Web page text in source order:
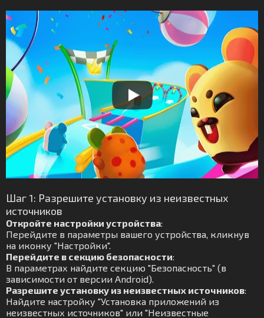
Шаг 1: Разрешите установку из неизвестных
источников
Откройте настройки устройства:
Перейдите в параметры вашего устройства, кликнув
на иконку "Настройки".
Перейдите в секцию безопасности:
В параметрах найдите секцию "Безопасность" (в
зависимости от версии Android).
Разрешите установку из неизвестных источников:
Найдите настройку "Установка приложений из
неизвестных источников" или "Неизвестные